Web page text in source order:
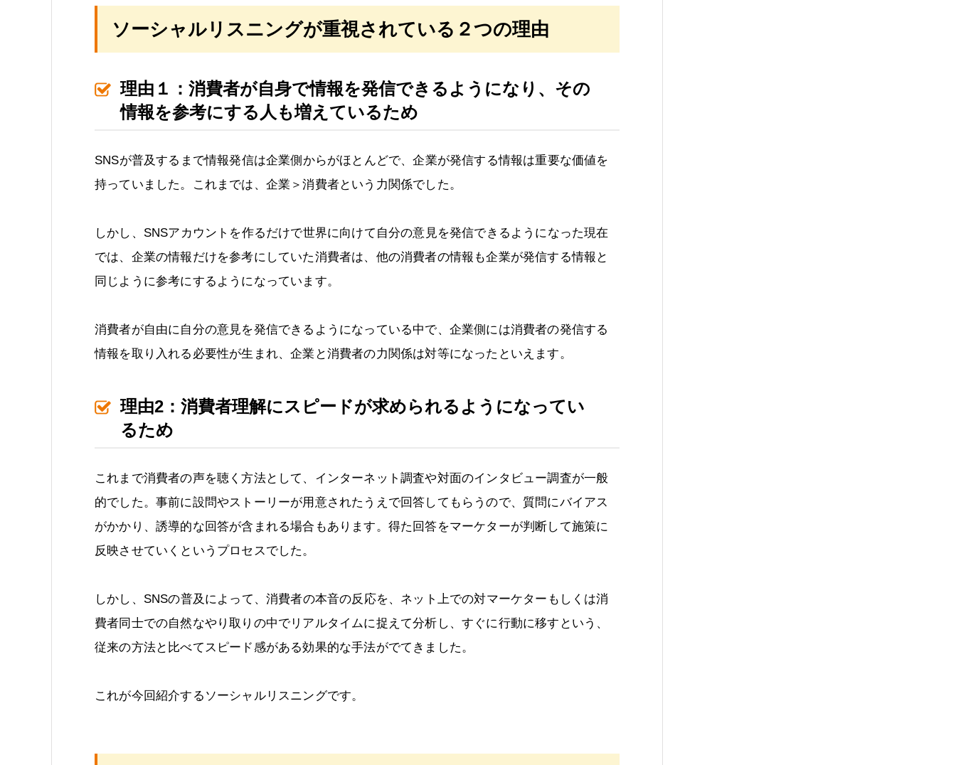
ソーシャルリスニングが重視されている２つの理由
理由１：消費者が自身で情報を発信できるようになり、その
情報を参考にする人も増えているため
SNSが普及するまで情報発信は企業側からがほとんどで、企業が発信する情報は重要な価値を
持っていました。これまでは、企業＞消費者という力関係でした。
しかし、SNSアカウントを作るだけで世界に向けて自分の意見を発信できるようになった現在
では、企業の情報だけを参考にしていた消費者は、他の消費者の情報も企業が発信する情報と
同じように参考にするようになっています。
消費者が自由に自分の意見を発信できるようになっている中で、企業側には消費者の発信する
情報を取り入れる必要性が生まれ、企業と消費者の力関係は対等になったといえます。
理由2：消費者理解にスピードが求められるようになってい
るため
これまで消費者の声を聴く方法として、インターネット調査や対面のインタビュー調査が一般
的でした。事前に設問やストーリーが用意されたうえで回答してもらうので、質問にバイアス
がかかり、誘導的な回答が含まれる場合もあります。得た回答をマーケターが判断して施策に
反映させていくというプロセスでした。
しかし、SNSの普及によって、消費者の本音の反応を、ネット上での対マーケターもしくは消
費者同士での自然なやり取りの中でリアルタイムに捉えて分析し、すぐに行動に移すという、
従来の方法と比べてスピード感がある効果的な手法がでてきました。
これが今回紹介するソーシャルリスニングです。